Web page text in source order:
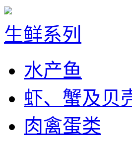
生鲜系列
水产鱼
虾、蟹及贝
肉禽蛋类